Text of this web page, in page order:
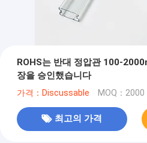
ROHS는 반대 정압관 100-
장을 승인했습니다
가격：Discussable MOQ：2000
최고의 가격